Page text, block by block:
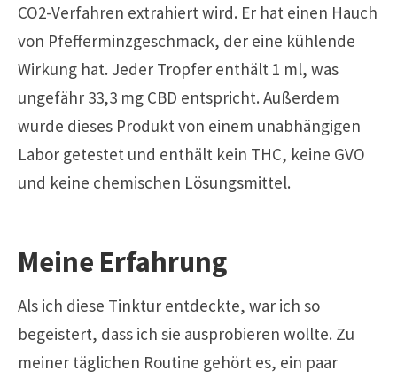
CO2-Verfahren extrahiert wird. Er hat einen Hauch
von Pfefferminzgeschmack, der eine kühlende
Wirkung hat. Jeder Tropfer enthält 1 ml, was
ungefähr 33,3 mg CBD entspricht. Außerdem
wurde dieses Produkt von einem unabhängigen
Labor getestet und enthält kein THC, keine GVO
und keine chemischen Lösungsmittel.
Meine Erfahrung
Als ich diese Tinktur entdeckte, war ich so
begeistert, dass ich sie ausprobieren wollte. Zu
meiner täglichen Routine gehört es, ein paar